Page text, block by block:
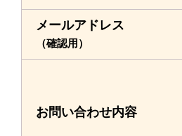
メールアドレス
（確認用）
お問い合わせ内容